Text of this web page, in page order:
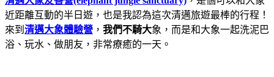
近距離互動的半日遊，也是我認為這次清邁旅遊最棒的行程！
來到 清邁大象體驗營 ， 我們不騎大象，而是和大象一起洗泥巴
浴、玩水、做朋友，非常療癒的一天。